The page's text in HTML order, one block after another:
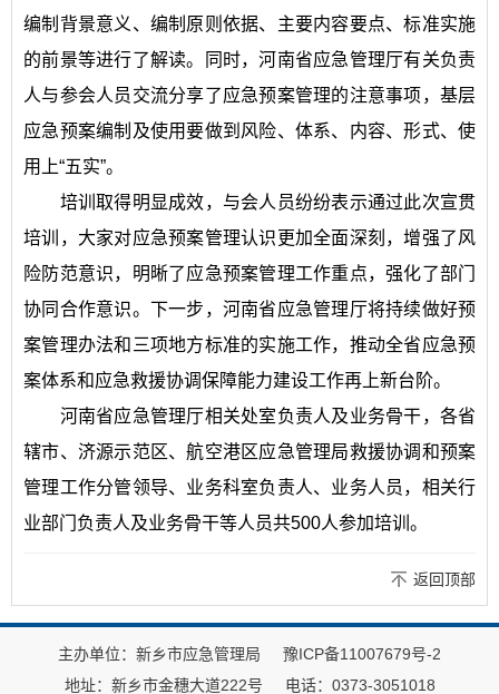
编制背景意义、编制原则依据、主要内容要点、标准实施
的前景等进行了解读。同时，河南省应急管理厅有关负责
人与参会人员交流分享了应急预案管理的注意事项，基层
应急预案编制及使用要做到风险、体系、内容、形式、使
用上“五实”。
培训取得明显成效，与会人员纷纷表示通过此次宣贯
培训，大家对应急预案管理认识更加全面深刻，增强了风
险防范意识，明晰了应急预案管理工作重点，强化了部门
协同合作意识。下一步，河南省应急管理厅将持续做好预
案管理办法和三项地方标准的实施工作，推动全省应急预
案体系和应急救援协调保障能力建设工作再上新台阶。
河南省应急管理厅相关处室负责人及业务骨干，各省
辖市、济源示范区、航空港区应急管理局救援协调和预案
管理工作分管领导、业务科室负责人、业务人员，相关行
业部门负责人及业务骨干等人员共500人参加培训。
返回顶部
主办单位：新乡市应急管理局
豫ICP备11007679号-2
地址：新乡市金穗大道222号
电话：0373-3051018